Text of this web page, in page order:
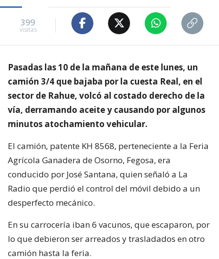
399
visitas
Pasadas las 10 de la mañana de este lunes, un
camión 3/4 que bajaba por la cuesta Real, en el
sector de Rahue, volcó al costado derecho de la
vía, derramando aceite y causando por algunos
minutos atochamiento vehicular.
El camión, patente KH 8568, perteneciente a la Feria
Agrícola Ganadera de Osorno, Fegosa, era
conducido por José Santana, quien señaló a La
Radio que perdió el control del móvil debido a un
desperfecto mecánico.
En su carrocería iban 6 vacunos, que escaparon, por
lo que debieron ser arreados y trasladados en otro
camión hasta la feria.